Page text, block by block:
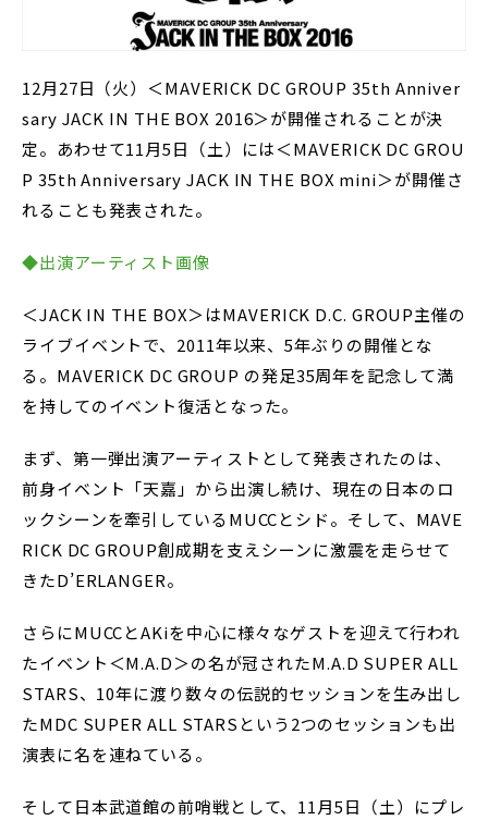
12月27日（火）＜MAVERICK DC GROUP 35th Anniver
sary JACK IN THE BOX 2016＞が開催されることが決
定。あわせて11月5日（土）には＜MAVERICK DC GROU
P 35th Anniversary JACK IN THE BOX mini＞が開催さ
れることも発表された。
◆出演アーティスト画像
＜JACK IN THE BOX＞はMAVERICK D.C. GROUP主催の
ライブイベントで、2011年以来、5年ぶりの開催とな
る。MAVERICK DC GROUP の発足35周年を記念して満
を持してのイベント復活となった。
まず、第一弾出演アーティストとして発表されたのは、
前身イベント「天嘉」から出演し続け、現在の日本のロ
ックシーンを牽引しているMUCCとシド。そして、MAVE
RICK DC GROUP創成期を支えシーンに激震を走らせて
きたD’ERLANGER。
さらにMUCCとAKiを中心に様々なゲストを迎えて行われ
たイベント＜M.A.D＞の名が冠されたM.A.D SUPER ALL
STARS、10年に渡り数々の伝説的セッションを生み出し
たMDC SUPER ALL STARSという2つのセッションも出
演表に名を連ねている。
そして日本武道館の前哨戦として、11月5日（土）にプレ